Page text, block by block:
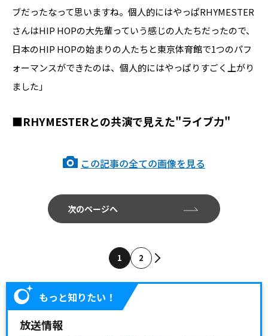
ブだったなって思いますね。個人的にはやっぱRHYMESTER
さんはHIP HOPの大先輩っていう感じの人たちだったので、
日本のHIP HOPの始まりの人たちと東京体育館で1つのパフ
ォーマンスができたのは、個人的にはやっぱりすごく上がり
ました」
■RHYMESTERとの共演で見えた"ライブ力"
この記事の全ての画像を見る
次のページへ
1 2
もっと知りたい！
放送情報